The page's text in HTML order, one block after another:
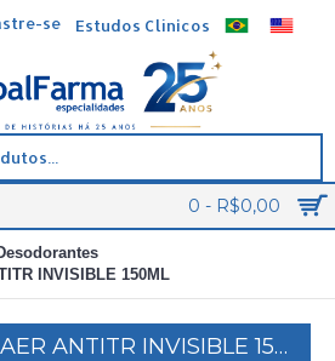
se Estudos Clínicos
0 - R$0,00
INVISIBLE 150ML
DES BOZZANO AER ANTITR INVISIBLE 150ML